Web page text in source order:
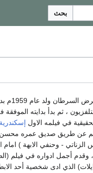
بحث
)بعد صراع
، ثم بدأ بدايته
الفيلم عن طريق صديق عمره
- وحنفي الابهة ) امام
، وقدم أجمل ادواره في فيلم
الذي ادى شخصية أحد